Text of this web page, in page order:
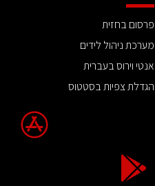
פרסום בחזית
מערכת ניהול לידים
אנטי וירוס בעברית
הגדלת צפיות בסטטוס